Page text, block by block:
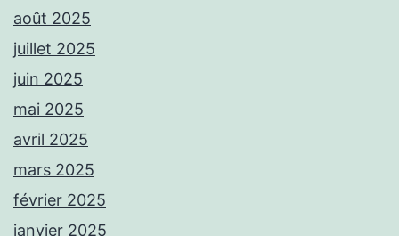
août 2025
juillet 2025
juin 2025
mai 2025
avril 2025
mars 2025
février 2025
janvier 2025